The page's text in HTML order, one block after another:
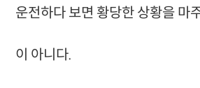
운전하다 보면 황당한 상황을 마
이 아니다.